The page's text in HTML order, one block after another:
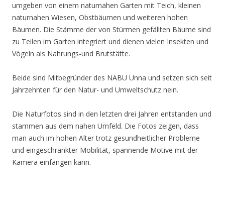
umgeben von einem naturnahen Garten mit Teich, kleinen
naturnahen Wiesen, Obstbäumen und weiteren hohen
Bäumen. Die Stämme der von Stürmen gefällten Bäume sind
zu Teilen im Garten integriert und dienen vielen Insekten und
Vögeln als Nahrungs-und Brutstätte.
Beide sind Mitbegründer des NABU Unna und setzen sich seit
Jahrzehnten für den Natur- und Umweltschutz nein.
Die Naturfotos sind in den letzten drei Jahren entstanden und
stammen aus dem nahen Umfeld. Die Fotos zeigen, dass
man auch im hohen Alter trotz gesundheitlicher Probleme
und eingeschränkter Mobilität, spannende Motive mit der
Kamera einfangen kann.